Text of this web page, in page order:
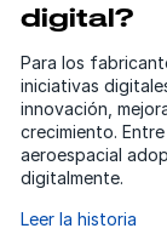
digital?
Para los
iniciativas
innovación,
crecimiento.
aeroespacial
digitalmente.
Leer la historia